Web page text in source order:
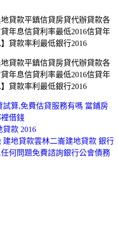
貸款平鎮信貸房貸代辦貸款各
年息信貸利率最低2016信貸年
貸款率利最低銀行2016
貸款平鎮信貸房貸代辦貸款各
年息信貸利率最低2016信貸年
貸款率利最低銀行2016
算,免費估貸服務有嗎 當鋪房
借錢
款 2016
建地貸款雲林二崙建地貸款 銀行
何問題免費諮詢銀行公會債務